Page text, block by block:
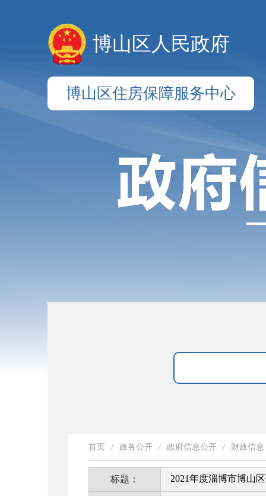
博山区人民政府
博山区住房保障服务中心
首页 / 政务公开 / 政府信息公开 / 财政信息
标题： 2021年度淄博市博山